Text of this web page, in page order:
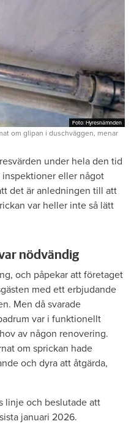
Foto: Hyresnämnden
Foto: Hyresnämnden
om glipan i duschväggen, menar
under hela den tid
eller något
det är anledningen till att
var heller inte så lätt
nödvändig
och påpekar att företaget
med ett erbjudande
Men då svarade
var i funktionellt
av någon renovering.
om sprickan hade
och dyra att åtgärda,
linje och beslutade att
januari 2026.